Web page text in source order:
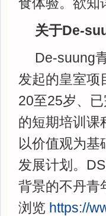
关于De-
De-suung
发起的皇室项
20至25岁、
的短期培训课
以价值观为
发展计划。
背景的不丹青
浏览 https://